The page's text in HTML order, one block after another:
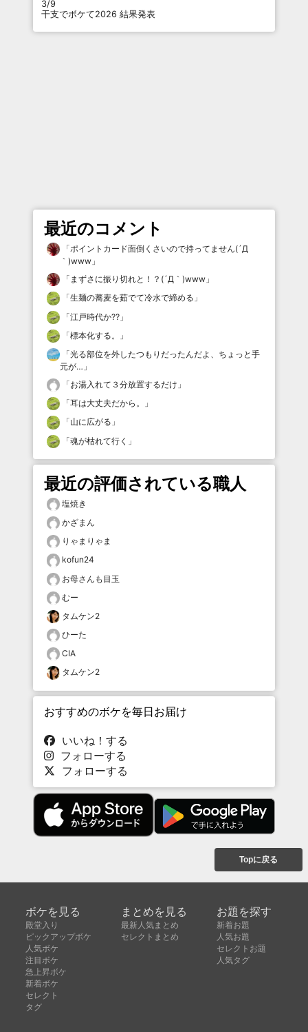
3/9
干支でボケて2026 結果発表
最近のコメント
「ポイントカード面倒くさいので持ってません(´Д
｀)www 」
「 まずさに振り切れと！？(´Д｀)www 」
「生麺の蕎麦を茹でて冷水で締める 」
「江戸時代か⁇ 」
「標本化する。
」
「光る部位を外したつもりだったんだよ、ちょっと手
元が… 」
「お湯入れて３分放置するだけ 」
「耳は大丈夫だから。
」
「山に広がる 」
「魂が枯れて行く 」
最近の評価されている職人
塩焼き
かざまん
りゃまりゃま
kofun24
お母さんも目玉
むー
タムケン2
ひーた
CIA
タムケン2
おすすめのボケを毎日お届け
いいね！する
フォローする
フォローする
Topに戻る
ボケを見る
殿堂入り
ピックアップボケ
人気ボケ
注目ボケ
急上昇ボケ
新着ボケ
セレクト
タグ
まとめを見る
最新人気まとめ
セレクトまとめ
お題を探す
新着お題
人気お題
セレクトお題
人気タグ